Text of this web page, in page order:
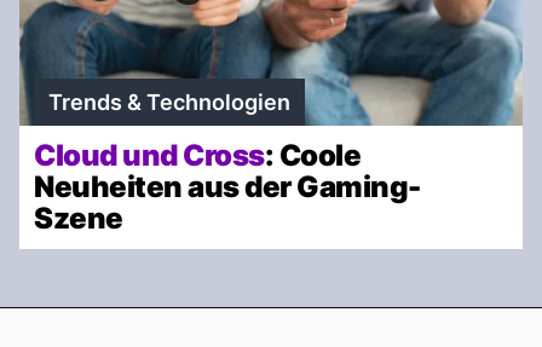
Trends & Technologien
Cloud und Cross: Coole
Neuheiten aus der Gaming-
Szene